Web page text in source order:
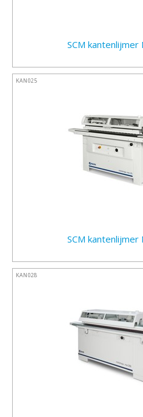
SCM kantenlijmer
SCM kantenlijmer
KAN025
KAN028